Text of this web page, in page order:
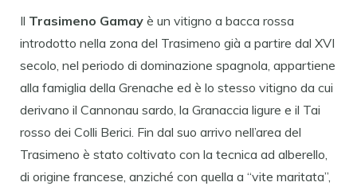
Il Trasimeno Gamay è un vitigno a bacca rossa
introdotto nella zona del Trasimeno già a partire dal XVI
secolo, nel periodo di dominazione spagnola, appartiene
alla famiglia della Grenache ed è lo stesso vitigno da cui
derivano il Cannonau sardo, la Granaccia ligure e il Tai
rosso dei Colli Berici. Fin dal suo arrivo nell’area del
Trasimeno è stato coltivato con la tecnica ad alberello,
di origine francese, anziché con quella a “vite maritata”,